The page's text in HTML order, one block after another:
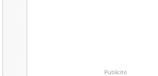
Publicité